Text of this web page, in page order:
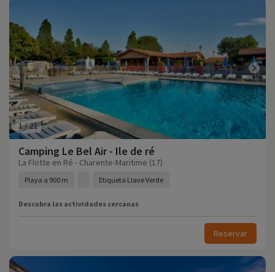
1/21
Camping Le Bel Air - Ile de ré
La Flotte en Ré - Charente-Maritime (17)
Playa a 900 m Etiqueta Llave Verde
Descubra las actividades cercanas
Reservar